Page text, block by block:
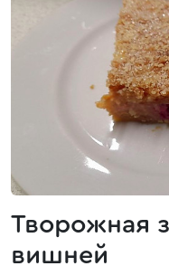
Творожная
вишней